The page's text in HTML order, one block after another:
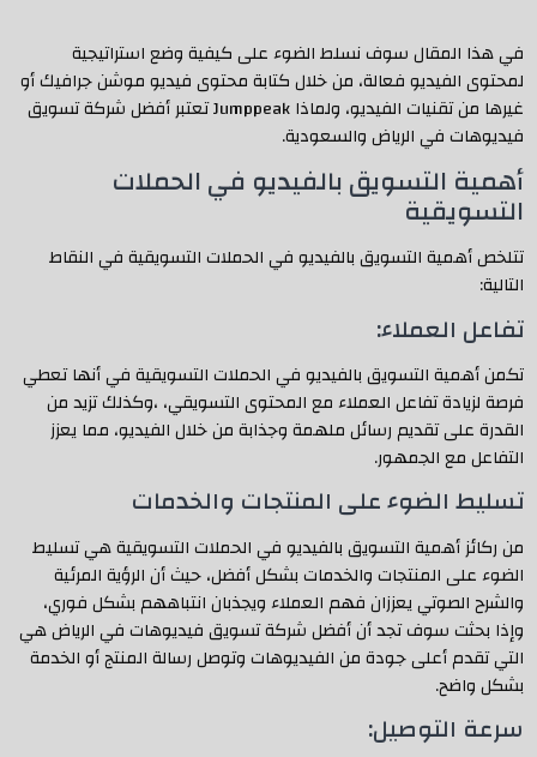
في هذا المقال سوف نسلط الضوء على كيفية وضع استراتيجية
لمحتوى الفيديو فعالة، من خلال كتابة محتوى فيديو موشن جرافيك أو
غيرها من تقنيات الفيديو، ولماذا Jumppeak تعتبر أفضل شركة تسويق
فيديوهات في الرياض والسعودية.
أهمية التسويق بالفيديو في الحملات
التسويقية
تتلخص أهمية التسويق بالفيديو في الحملات التسويقية في النقاط
التالية:
تفاعل العملاء:
تكمن أهمية التسويق بالفيديو في الحملات التسويقية في أنها تعطي
فرصة لزيادة تفاعل العملاء مع المحتوى التسويقي، ،وكذلك تزيد من
القدرة على تقديم رسائل ملهمة وجذابة من خلال الفيديو، مما يعزز
التفاعل مع الجمهور.
تسليط الضوء على المنتجات والخدمات
من ركائز أهمية التسويق بالفيديو في الحملات التسويقية هي تسليط
الضوء على المنتجات والخدمات بشكل أفضل، حيث أن الرؤية المرئية
والشرح الصوتي يعززان فهم العملاء ويجذبان انتباههم بشكل فوري،
وإذا بحثت سوف تجد أن أفضل شركة تسويق فيديوهات في الرياض هي
التي تقدم أعلى جودة من الفيديوهات وتوصل رسالة المنتج أو الخدمة
بشكل واضح.
سرعة التوصيل: